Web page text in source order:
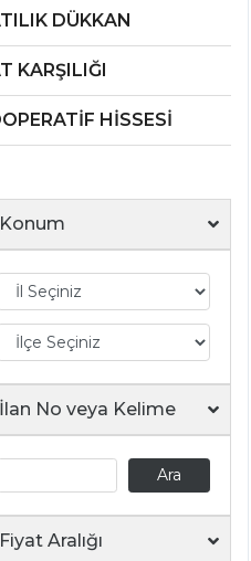
DÜKKAN
KARŞILIĞI
HİSSESİ
Konum
İlan No veya Kelime
Ara
Fiyat Aralığı